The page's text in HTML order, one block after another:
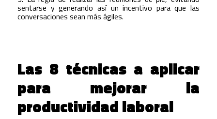
sentarse y generando así un incentivo para que las
conversaciones sean más ágiles.
Las 8 técnicas a aplicar
para mejorar la
productividad laboral